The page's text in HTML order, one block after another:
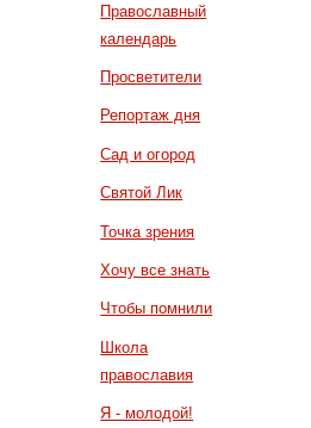
Православный
календарь
Просветители
Репортаж дня
Сад и огород
Святой Лик
Точка зрения
Хочу все знать
Чтобы помнили
Школа
православия
Я - молодой!